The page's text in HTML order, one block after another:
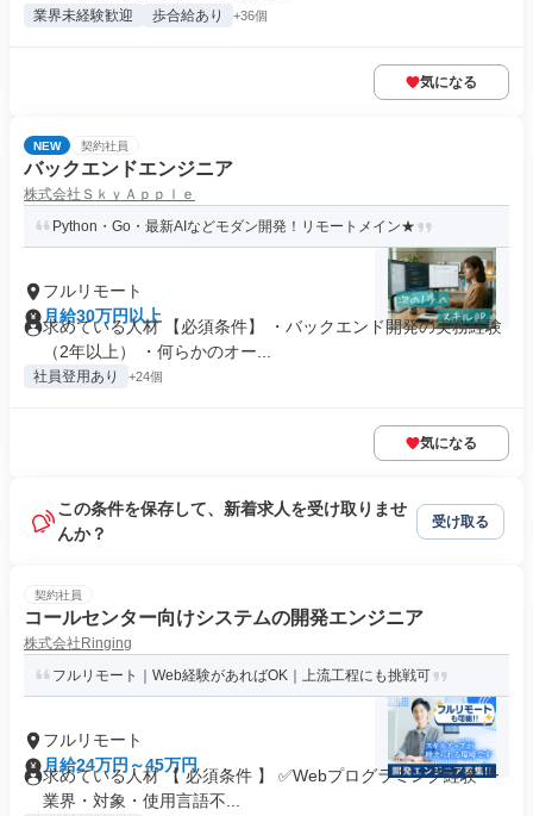
業界未経験歓迎 歩合給あり +36個
気になる
NEW 契約社員
バックエンドエンジニア
株式会社ＳｋｙＡｐｐｌｅ
Python・Go・最新AIなどモダン開発！リモートメイン★
フルリモート
月給30万円以上
求めている人材 【必須条件】 ・バックエンド開発の実務経験
（2年以上） ・何らかのオー...
社員登用あり +24個
気になる
この条件を保存して、新着求人を受け取りませ
んか？
受け取る
契約社員
コールセンター向けシステムの開発エンジニア
株式会社Ringing
フルリモート｜Web経験があればOK｜上流工程にも挑戦可
フルリモート
月給24万円～45万円
求めている人材 【 必須条件 】 ✅Webプログラミング経験 ┗
業界・対象・使用言語不...